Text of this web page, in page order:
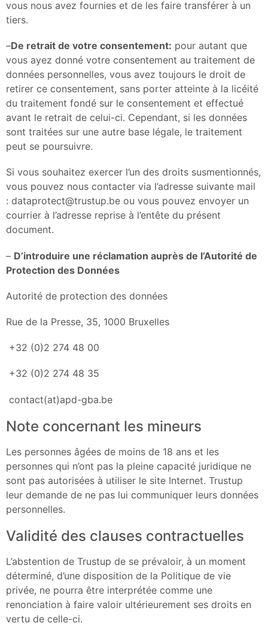
vous nous avez fournies et de les faire transférer à un
tiers.
–De retrait de votre consentement: pour autant que
vous ayez donné votre consentement au traitement de
données personnelles, vous avez toujours le droit de
retirer ce consentement, sans porter atteinte à la licéité
du traitement fondé sur le consentement et effectué
avant le retrait de celui-ci. Cependant, si les données
sont traitées sur une autre base légale, le traitement
peut se poursuivre.
Si vous souhaitez exercer l’un des droits susmentionnés,
vous pouvez nous contacter via l’adresse suivante mail
: dataprotect@trustup.be ou vous pouvez envoyer un
courrier à l’adresse reprise à l’entête du présent
document.
– D’introduire une réclamation auprès de l’Autorité de
Protection des Données
Autorité de protection des données
Rue de la Presse, 35, 1000 Bruxelles
+32 (0)2 274 48 00
+32 (0)2 274 48 35
contact(at)apd-gba.be
Note concernant les mineurs
Les personnes âgées de moins de 18 ans et les
personnes qui n’ont pas la pleine capacité juridique ne
sont pas autorisées à utiliser le site Internet. Trustup
leur demande de ne pas lui communiquer leurs données
personnelles.
Validité des clauses contractuelles
L’abstention de Trustup de se prévaloir, à un moment
déterminé, d’une disposition de la Politique de vie
privée, ne pourra être interprétée comme une
renonciation à faire valoir ultérieurement ses droits en
vertu de celle-ci.